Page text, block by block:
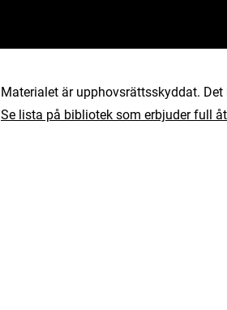
Materialet är upphovsrättsskyddat.
Se lista på bibliotek som erbjuder full